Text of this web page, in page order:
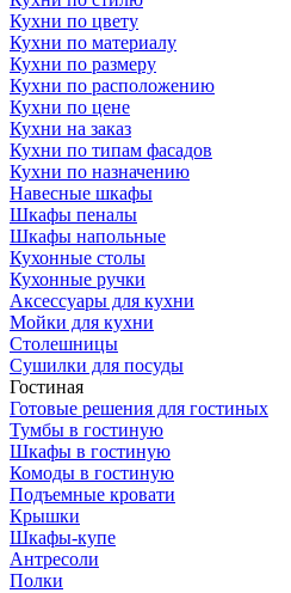
Кухни по цвету
Кухни по материалу
Кухни по размеру
Кухни по расположению
Кухни по цене
Кухни на заказ
Кухни по типам фасадов
Кухни по назначению
Навесные шкафы
Шкафы пеналы
Шкафы напольные
Кухонные столы
Кухонные ручки
Аксессуары для кухни
Мойки для кухни
Столешницы
Сушилки для посуды
Гостиная
Готовые решения для гостиных
Тумбы в гостиную
Шкафы в гостиную
Комоды в гостиную
Подъемные кровати
Крышки
Шкафы-купе
Антресоли
Полки